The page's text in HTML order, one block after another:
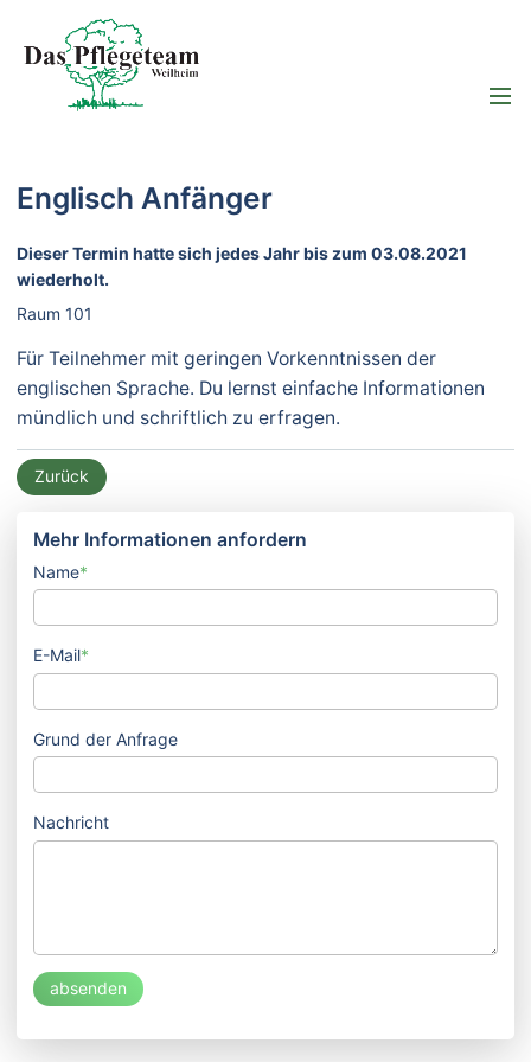
Englisch Anfänger
Dieser Termin hatte sich jedes Jahr bis zum 03.08.2021
wiederholt.
Raum 101
Für Teilnehmer mit geringen Vorkenntnissen der
englischen Sprache. Du lernst einfache Informationen
mündlich und schriftlich zu erfragen.
Zurück
Mehr Informationen anfordern
Name*
E-Mail*
Grund der Anfrage
Nachricht
absenden